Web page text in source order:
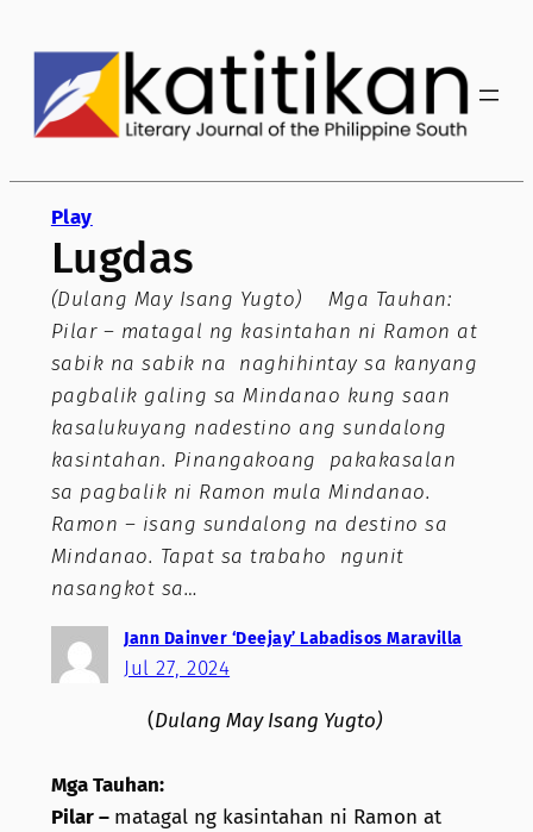
content
Play
Lugdas
(Dulang May Isang Yugto) Mga Tauhan:
Pilar – matagal ng kasintahan ni Ramon at
sabik na sabik na naghihintay sa kanyang
pagbalik galing sa Mindanao kung saan
kasalukuyang nadestino ang sundalong
kasintahan. Pinangakoang pakakasalan
sa pagbalik ni Ramon mula Mindanao.
Ramon – isang sundalong na destino sa
Mindanao. Tapat sa trabaho ngunit
nasangkot sa…
Jann Dainver ‘Deejay’ Labadisos Maravilla
Jul 27, 2024
(Dulang May Isang Yugto)
Mga Tauhan:
Pilar – matagal ng kasintahan ni Ramon at